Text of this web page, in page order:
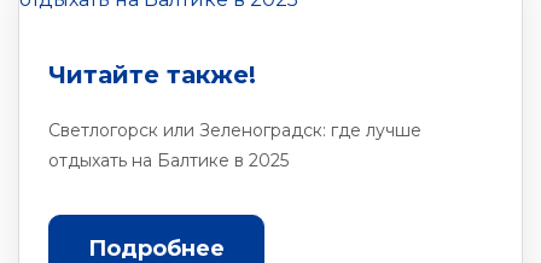
Читайте также!
Светлогорск или Зеленоградск: где лучше
отдыхать на Балтике в 2025
Подробнее